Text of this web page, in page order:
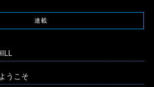
連載
うこそ